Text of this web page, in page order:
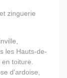
zinguerie
les Hauts-de-
toiture.
d'ardoise,